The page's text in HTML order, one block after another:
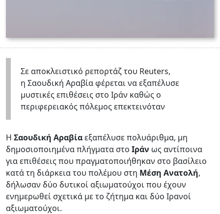
Σε αποκλειστικό ρεπορτάζ του Reuters,
η Σαουδική Αραβία φέρεται να εξαπέλυσε
μυστικές επιθέσεις στο Ιράν καθώς ο
περιφερειακός πόλεμος επεκτεινόταν
Η Σαουδική Αραβίαεξαπέλυσε πολυάριθμα, μη
δημοσιοποιημένα πλήγματα στο Ιράν ως αντίποινα
για επιθέσεις που πραγματοποιήθηκαν στο βασίλειο
κατά τη διάρκεια του πολέμου στη Μέση Ανατολή,
δήλωσαν δύο δυτικοί αξιωματούχοι που έχουν
ενημερωθεί σχετικά με το ζήτημα και δύο Ιρανοί
αξιωματούχοι.